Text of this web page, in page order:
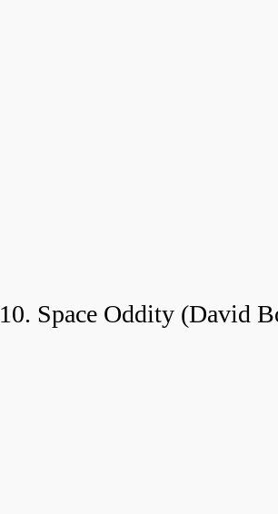
10. Space Oddity (David